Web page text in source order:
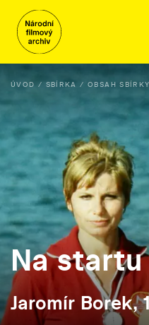
ÚVOD SBÍRKA OBSAH SBÍRKY
Na
Jaromír Borek,